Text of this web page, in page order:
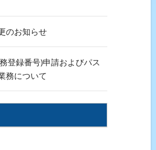
のお知らせ
登録番号)申請およびパス
務について